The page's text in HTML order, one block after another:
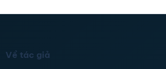
Về tác giả